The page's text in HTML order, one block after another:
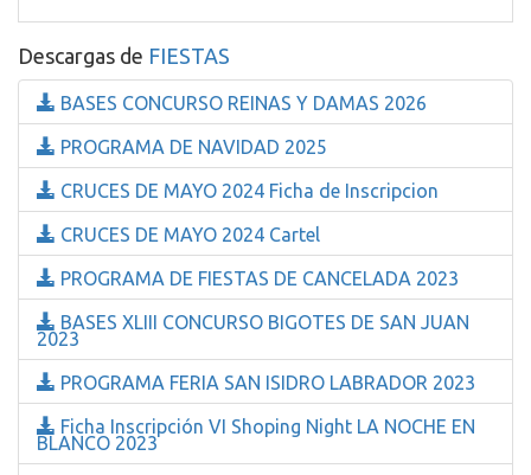
Descargas de FIESTAS
BASES CONCURSO REINAS Y DAMAS 2026
PROGRAMA DE NAVIDAD 2025
CRUCES DE MAYO 2024 Ficha de Inscripcion
CRUCES DE MAYO 2024 Cartel
PROGRAMA DE FIESTAS DE CANCELADA 2023
BASES XLIII CONCURSO BIGOTES DE SAN JUAN
2023
PROGRAMA FERIA SAN ISIDRO LABRADOR 2023
Ficha Inscripción VI Shoping Night LA NOCHE EN
BLANCO 2023